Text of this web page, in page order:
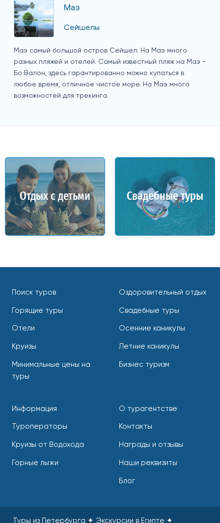
Маэ
Сейшелы
Маэ самый большой остров Сейшел. На Маэ много
разных пляжей и отелей. Самый известный пляж на Маэ -
Бо Валон, здесь гарантированно можно купаться в
любое время, отличное чистое море. На Маэ много
возможностей для трекинга.
Отдых с детьми Свадебные туры
Поиск туров
Горящие туры
Отели
Круизы
Минимальные цены на
туры
Оздоровительный отдых
Свадебные туры
Осенние каникулы
Летние каникулы
Бизнес туризм
Информация
Туроператоры
Круизы от Водохода
Горные лыжи
О турагентстве
Контакты
Награды и отзывы
Наши реквизиты
Блог
Туры из Петербурга ✦ Экскурсии в Египте ✦